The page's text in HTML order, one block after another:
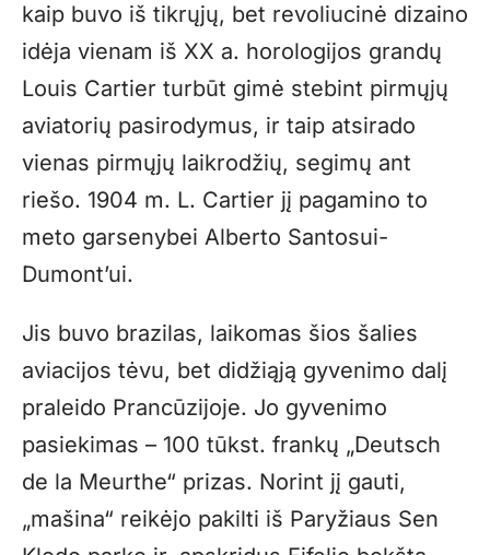
kaip buvo iš tikrųjų, bet revoliucinė dizaino
idėja vienam iš XX a. horologijos grandų
Louis Cartier turbūt gimė stebint pirmųjų
aviatorių pasirodymus, ir taip atsirado
vienas pirmųjų laikrodžių, segimų ant
riešo. 1904 m. L. Cartier jį pagamino to
meto garsenybei Alberto Santosui-
Dumont’ui.
Jis buvo brazilas, laikomas šios šalies
aviacijos tėvu, bet didžiąją gyvenimo dalį
praleido Prancūzijoje. Jo gyvenimo
pasiekimas – 100 tūkst. frankų „Deutsch
de la Meurthe“ prizas. Norint jį gauti,
„mašina“ reikėjo pakilti iš Paryžiaus Sen